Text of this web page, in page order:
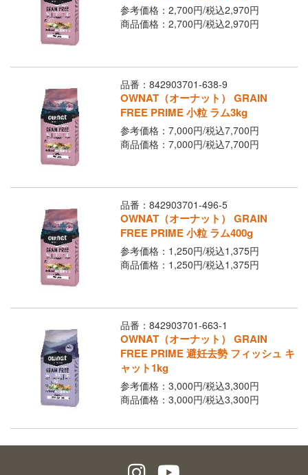
参考価格：2,700円/税込2,970円
商品価格：2,700円/税込2,970円
品番：842903701-638-9
OWNAT（オーナット） GRAIN
FREE PRIME 小粒 ラム3kg
参考価格：7,000円/税込7,700円
商品価格：7,000円/税込7,700円
品番：842903701-496-5
OWNAT（オーナット） GRAIN
FREE PRIME 小粒 ラム400g
参考価格：1,250円/税込1,375円
商品価格：1,250円/税込1,375円
品番：842903701-663-1
OWNAT（オーナット） GRAIN
FREE PRIME 避妊去勢 フィッシュ キ
ャット1kg
参考価格：3,000円/税込3,300円
商品価格：3,000円/税込3,300円